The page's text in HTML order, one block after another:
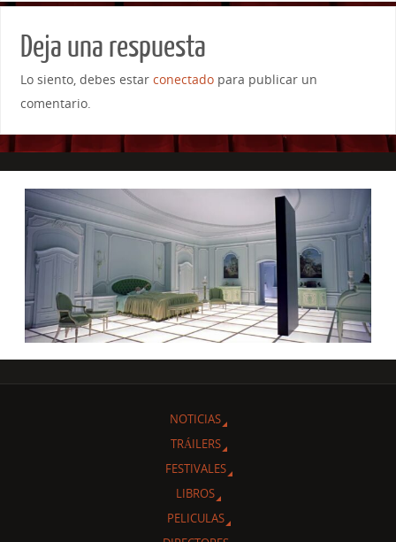
Deja una respuesta
Lo siento, debes estar conectadopara publicar un
comentario.
NOTICIAS
TRÁILERS
FESTIVALES
LIBROS
PELICULAS